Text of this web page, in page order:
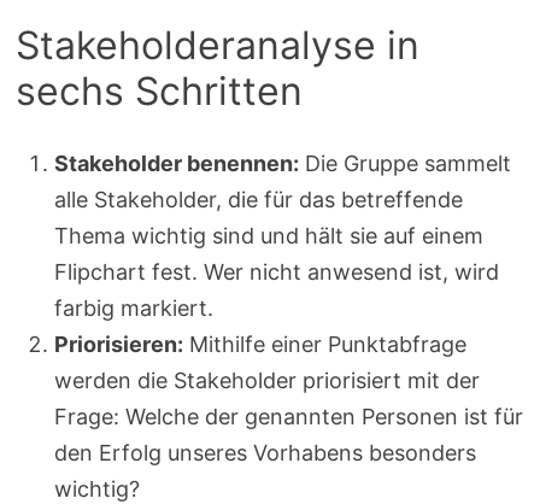
Stakeholderanalyse in
sechs Schritten
Stakeholder benennen: Die Gruppe sammelt
alle Stakeholder, die für das betreffende
Thema wichtig sind und hält sie auf einem
Flipchart fest. Wer nicht anwesend ist, wird
farbig markiert.
Priorisieren: Mithilfe einer Punktabfrage
werden die Stakeholder priorisiert mit der
Frage: Welche der genannten Personen ist für
den Erfolg unseres Vorhabens besonders
wichtig?